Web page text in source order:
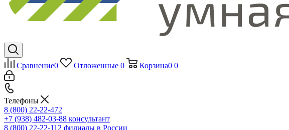
Сравнение0 Отложенные 0 Корзина0 0
Телефоны
8 (800) 22-22-472
+7 (938) 482-03-88 консультант
8 (800) 22-22-112 филиалы в России